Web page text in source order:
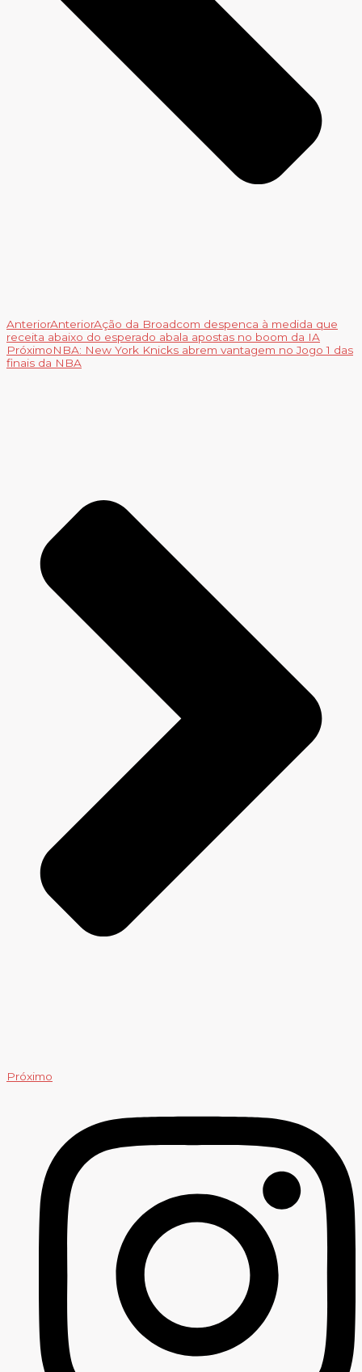
AnteriorAnteriorAção da Broadcom despenca à medida que
receita abaixo do esperado abala apostas no boom da IA
PróximoNBA: New York Knicks abrem vantagem no Jogo 1 das
finais da NBA
Próximo